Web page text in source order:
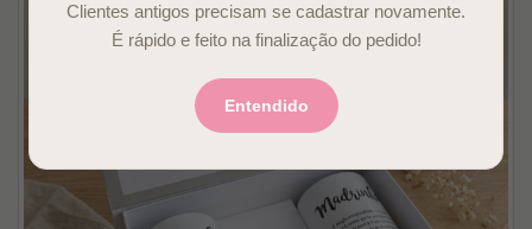
Clientes antigos precisam se cadastrar novamente.
É rápido e feito na finalização do pedido!
Entendido